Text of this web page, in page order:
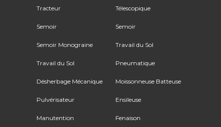
Tracteur
Semoir
Semoir Monograine
Travail du Sol
Désherbage Mécanique
Pulvérisateur
Manutention
Télescopique
Semoir
Travail du Sol
Pneumatique
Moissonneuse Batteuse
Ensileuse
Fenaison